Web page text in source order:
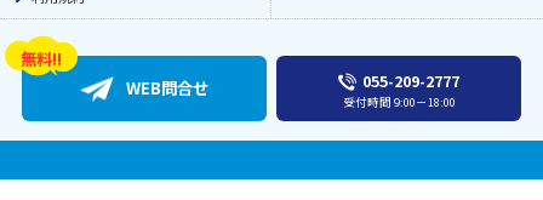
サービス付き高齢者向け住宅
放課後等デイサービス
障がい者施設
その他介護・福祉施設
一般病院
曜日・時間相談OK
完全週休2日制
週休2日制
055-209-2777
受付時間 9:00－18:00
WEB問合せ